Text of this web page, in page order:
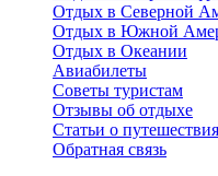
Отдых в Северной
Отдых в Южной
Отдых в Океании
Авиабилеты
Советы туристам
Отзывы об отдыхе
Статьи о
Обратная связь